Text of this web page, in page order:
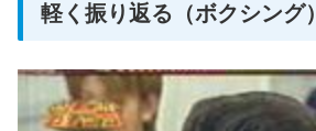
軽く振り返る（ボクシング）